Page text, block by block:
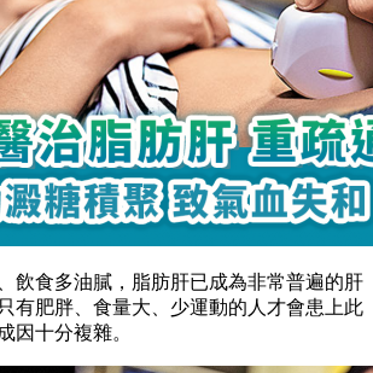
飲食多油膩，脂肪肝已成為非常普遍的肝
有肥胖、食量大、少運動的人才會患上此
因十分複雜。